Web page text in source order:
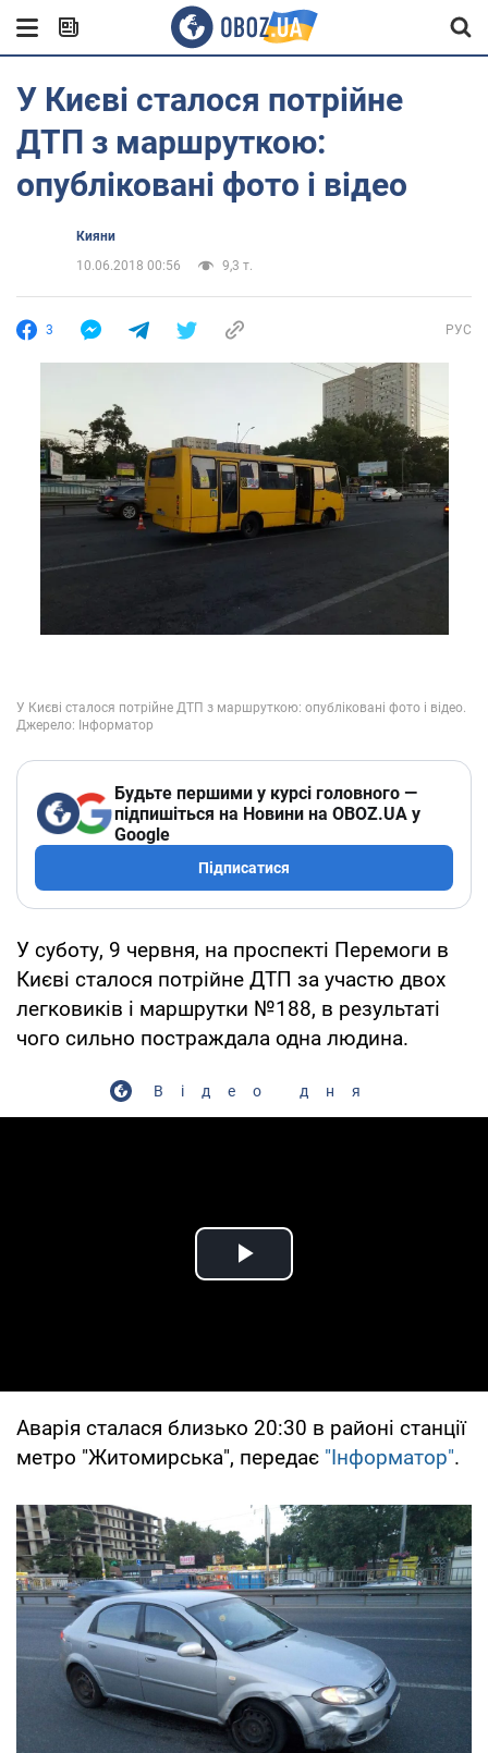
У Києві сталося потрійне
ДТП з маршруткою:
опубліковані фото і відео
Кияни
10.06.2018 00:56
9,3 т.
3 РУС
Будьте першими у курсі головного —
підпишіться на Новини на OBOZ.UA у
Google
Підписатися
У суботу, 9 червня, на проспекті Перемоги в
Києві сталося потрійне ДТП за участю двох
легковиків і маршрутки №188, в результаті
чого сильно постраждала одна людина.
Відео дня
Play Video
Аварія сталася близько 20:30 в районі станції
метро "Житомирська", передає "Інформатор".